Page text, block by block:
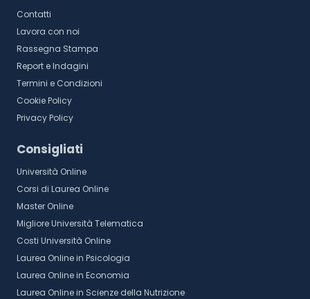
Contatti
Lavora con noi
Rassegna Stampa
Report e Indagini
Termini e Condizioni
Cookie Policy
Privacy Policy
Consigliati
Università Online
Corsi di Laurea Online
Master Online
Migliore Università Telematica
Costi Università Online
Laurea Online in Psicologia
Laurea Online in Economia
Laurea Online in Scienze della Nutrizione